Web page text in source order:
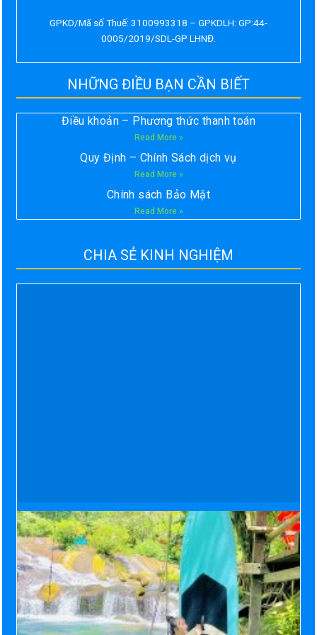
GPKD/Mã số Thuế: 3100993318 – GPKDLH: GP:44-
0005/2019/SDL-GP LHNĐ.
NHỮNG ĐIỀU BẠN CẦN BIẾT
Điều khoản – Phương thức thanh toán
Read More »
Quy Định – Chính Sách dịch vụ
Read More »
Chính sách Bảo Mật
Read More »
CHIA SẺ KINH NGHIỆM